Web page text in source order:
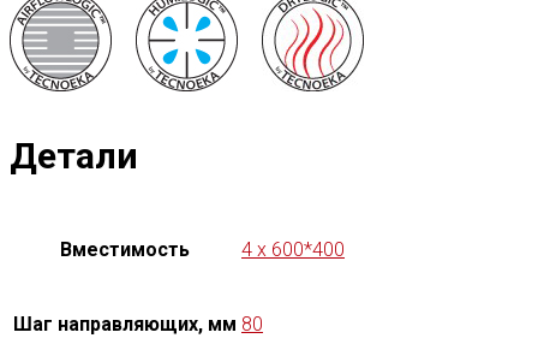
Детали
Вместимость 4 x 600*400
Шаг направляющих, мм 80